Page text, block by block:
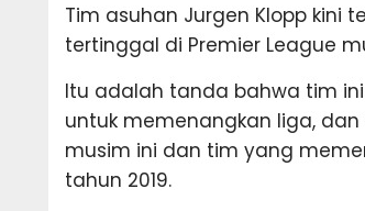
Tim asuhan Jurgen Klopp kini
tertinggal di Premier League
Itu adalah tanda bahwa tim
untuk memenangkan liga,
musim ini dan tim yang
tahun 2019.